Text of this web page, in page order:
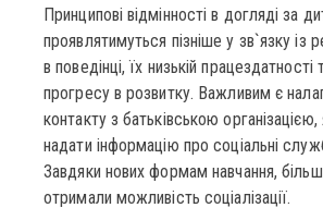
Принципові відмінності в догляді за
проявлятимуться пізніше у зв`язку із
в поведінці, їх низькій працездатності
прогресу в розвитку. Важливим є
контакту з батьківською
надати інформацію про соціальні
Завдяки нових формам навчання,
отримали можливість соціалізації.